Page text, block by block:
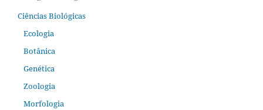
Ciências Biológicas
Ecologia
Botânica
Genética
Zoologia
Morfologia